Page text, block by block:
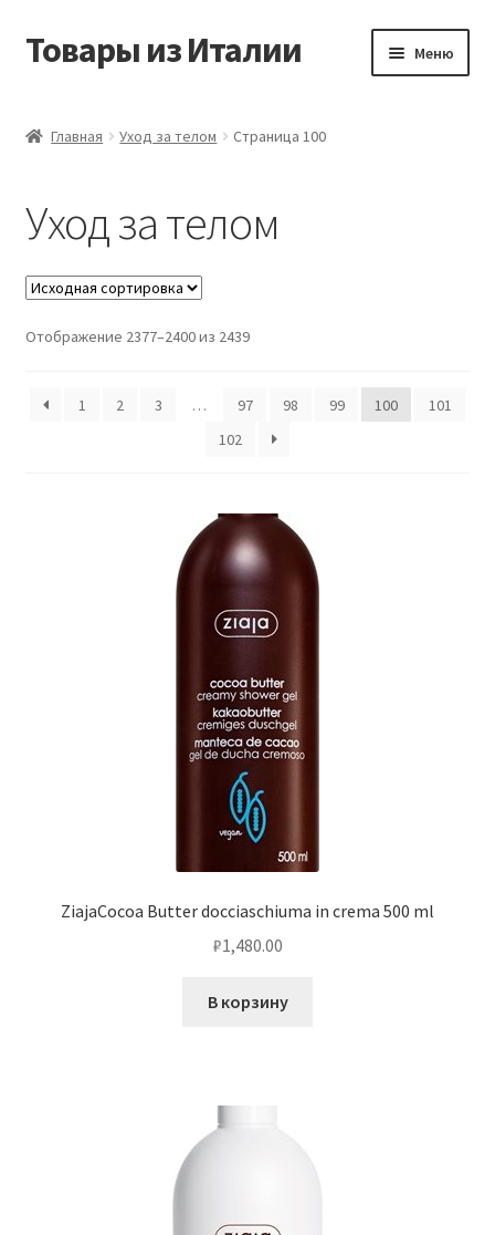
Перейти
Перейти
Товары из Италии Меню
Контакты
Корзина
Магазин
Мой аккаунт
Главная Уход за телом Страница 100
Уход за телом
Отображение 2377–2400 из 2439
1 2 3 … 97 98 99 100
101
102
ZiajaCocoa Butter docciaschiuma in crema 500 ml
₽1,480.00
В корзину